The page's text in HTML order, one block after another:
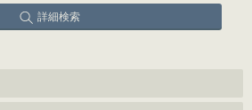
詳細検索